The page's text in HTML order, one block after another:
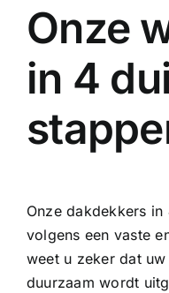
Onze
in 4
Onze dakdekkers
volgens een vaste
weet u zeker dat
duurzaam wordt